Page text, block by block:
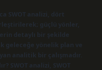
SWOT analizi, dört
güçlü yönler,
detaylı bir şekilde
geleceğe yönelik plan ve
analitik bir çalışmadır.
SWOT analizi, SWOT